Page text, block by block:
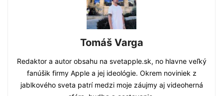
Tomáš Varga
Redaktor a autor obsahu na svetapple.sk, no hlavne veľký
fanúšik firmy Apple a jej ideológie. Okrem noviniek z
jablkového sveta patrí medzi moje záujmy aj videoherná